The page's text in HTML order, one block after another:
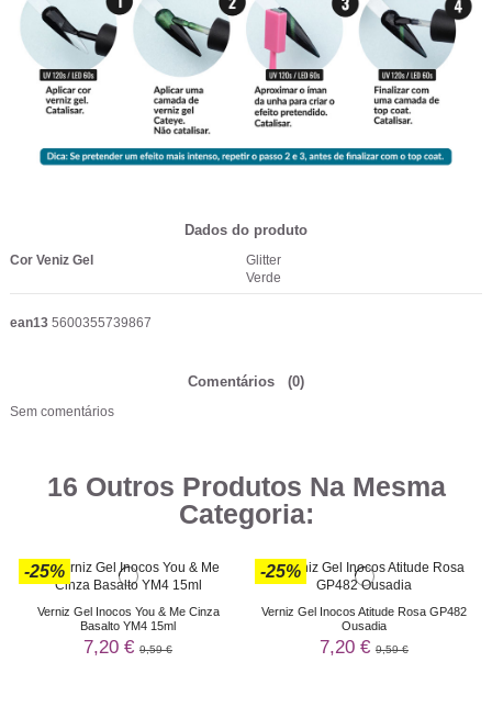
Dados do produto
Cor Veniz Gel
Glitter
Verde
ean13 5600355739867
Comentários (0)
Sem comentários
16 Outros Produtos Na Mesma
Categoria:
-25%
Verniz Gel Inocos You & Me Cinza
Basalto YM4 15ml
7,20 € 9,59 €
-25%
Verniz Gel Inocos Atitude Rosa GP482
Ousadia
7,20 € 9,59 €